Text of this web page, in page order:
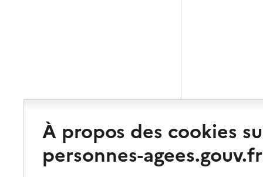
À propos des cookies
personnes-agees.gouv.fr